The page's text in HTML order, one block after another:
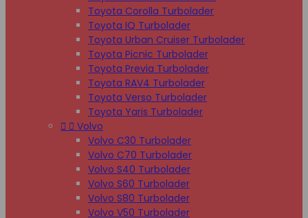
Toyota Corolla Turbolader
Toyota IQ Turbolader
Toyota Urban Cruiser Turbolader
Toyota Picnic Turbolader
Toyota Previa Turbolader
Toyota RAV4 Turbolader
Toyota Verso Turbolader
Toyota Yaris Turbolader
  Volvo
Volvo C30 Turbolader
Volvo C70 Turbolader
Volvo S40 Turbolader
Volvo S60 Turbolader
Volvo S80 Turbolader
Volvo V50 Turbolader